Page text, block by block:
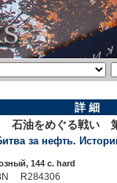
詳 細
石油をめぐる戦い
за нефть.
144 c. hard
R284306